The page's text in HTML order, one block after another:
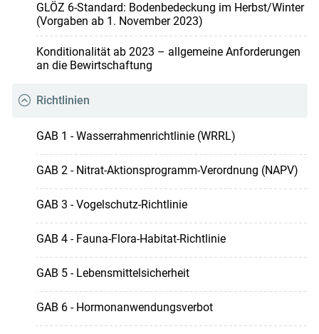
GLÖZ 6-Standard: Bodenbedeckung im Herbst/Winter
(Vorgaben ab 1. November 2023)
Konditionalität ab 2023 – allgemeine Anforderungen
an die Bewirtschaftung
Richtlinien
GAB 1 - Wasserrahmenrichtlinie (WRRL)
GAB 2 - Nitrat-Aktionsprogramm-Verordnung (NAPV)
GAB 3 - Vogelschutz-Richtlinie
GAB 4 - Fauna-Flora-Habitat-Richtlinie
GAB 5 - Lebensmittelsicherheit
GAB 6 - Hormonanwendungsverbot